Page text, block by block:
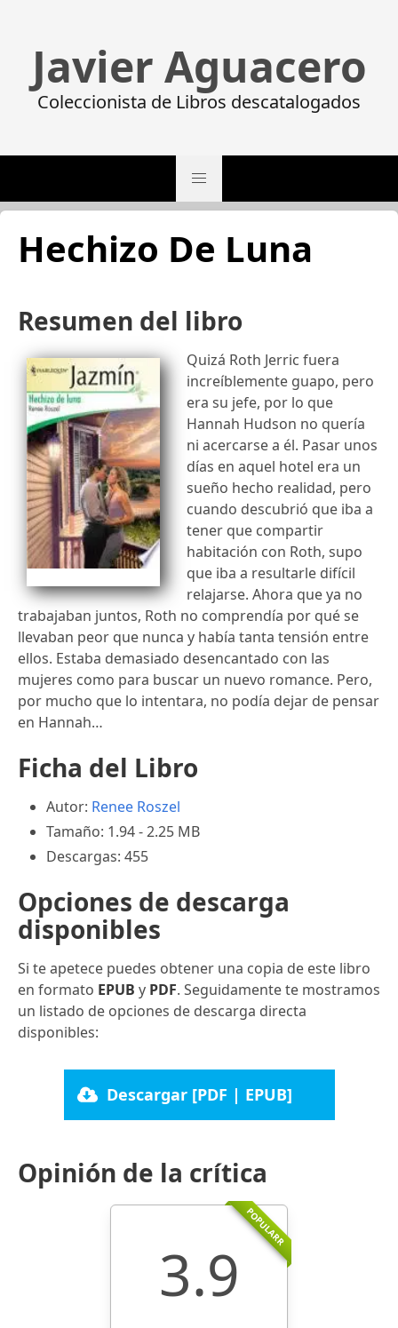
Javier Aguacero
Coleccionista de Libros descatalogados
Hechizo De Luna
Resumen del libro
Quizá Roth Jerric fuera
increíblemente guapo, pero
era su jefe, por lo que
Hannah Hudson no quería
ni acercarse a él. Pasar unos
días en aquel hotel era un
sueño hecho realidad, pero
cuando descubrió que iba a
tener que compartir
habitación con Roth, supo
que iba a resultarle difícil
relajarse. Ahora que ya no
trabajaban juntos, Roth no comprendía por qué se
llevaban peor que nunca y había tanta tensión entre
ellos. Estaba demasiado desencantado con las
mujeres como para buscar un nuevo romance. Pero,
por mucho que lo intentara, no podía dejar de pensar
en Hannah…
Ficha del Libro
Autor: Renee Roszel
Tamaño: 1.94 - 2.25 MB
Descargas: 455
Opciones de descarga
disponibles
Si te apetece puedes obtener una copia de este libro
en formato EPUB y PDF. Seguidamente te mostramos
un listado de opciones de descarga directa
disponibles:
Descargar [PDF | EPUB]
Opinión de la crítica
POPULARR
3.9